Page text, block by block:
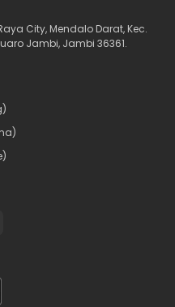
City, Mendalo Darat, Kec.
Jambi, Jambi 36361.